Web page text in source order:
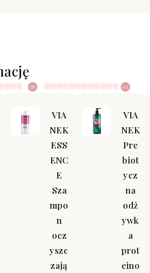
VIA
NEK
ESS
ENC
E
Sza
mpo
n
ocz
yszc
zają
VIA
NEK
Pre
biot
ycz
na
odż
ywk
a
prot
eino